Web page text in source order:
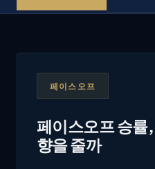
페이스오프
페이스오프 승률
향을 줄까